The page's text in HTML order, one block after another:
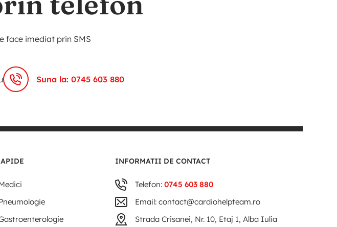
face imediat prin SMS
Suna la: 0745 603 880
INFORMATII DE CONTACT
Telefon:0745 603 880
Email: contact@cardiohelpteam.ro
Strada Crisanei, Nr. 10, Etaj 1, Alba Iulia